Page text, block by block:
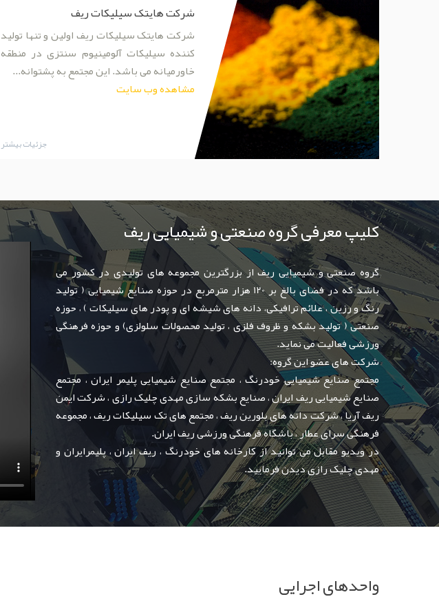
شرکت هایتک سیلیکات ریف
شرکت هایتک سیلیکات ریف اولین و تنها تولید
کننده سیلیکات آلومینیوم سنتزی در منطقه
خاورمیانه می باشد. این مجتمع به پشتوانه...
مشاهده وب سایت
جزئیات بیشتر
کلیپ معرفی گروه صنعتی و شیمیایی ریف
گروه صنعتی و شیمیایی ریف از بزرگترین مجموعه های تولیدی در کشور می
باشد که در فضای بالغ بر 120 هزار مترمربع در حوزه صنایع شیمیایی ( تولید
رنگ و رزین ، علائم ترافیکی، دانه های شیشه ای و پودر های سیلیکات ) ، حوزه
صنعتی ( تولید بشکه و ظروف فلزی ، تولید محصولات سلولزی) و حوزه فرهنگی
ورزشی فعالیت می نماید.
شرکت های عضو این گروه:
مجتمع صنایع شیمیایی خودرنگ ، مجتمع صنایع شیمیایی پلیمر ایران ، مجتمع
صنایع شیمیایی ریف ایران ، صنایع بشکه سازی مهدی چلیک رازی ، شرکت ایمن
ریف آریا ، شرکت دانه های بلورین ریف ، مجتمع های تک سیلیکات ریف ، مجموعه
فرهنگی سرای عطار ، باشگاه فرهنگی ورزشی ریف ایران.
در ویدیو مقابل می توانید از کارخانه های خودرنگ ، ریف ایران ، پلیمرایران و
مهدی چلیک رازی دیدن فرمایید.
واحدهای اجرایی